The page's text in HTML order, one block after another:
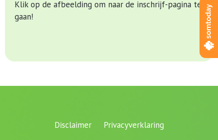
Klik op de afbeelding om naar de inschrijf-pagina te
gaan!
Disclaimer Privacyverklaring